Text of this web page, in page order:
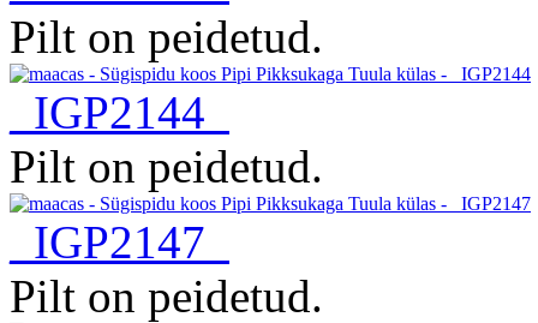
Pilt on peidetud.
_IGP2144
Pilt on peidetud.
_IGP2147
Pilt on peidetud.